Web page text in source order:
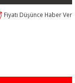
Fiyatı Düşünce Haber Ver